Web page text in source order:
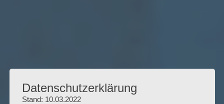
Datenschutzerklärung
Stand: 10.03.2022